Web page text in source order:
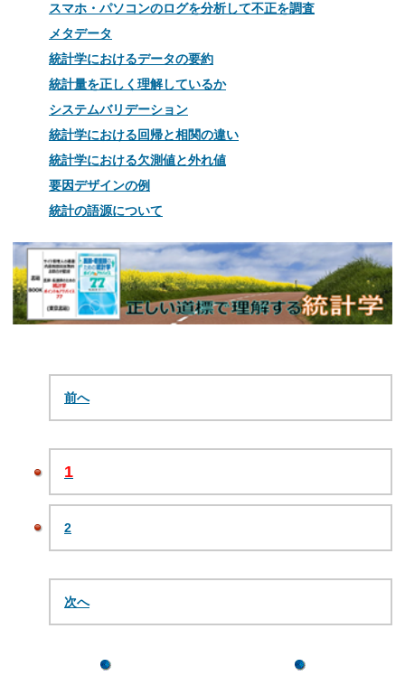
スマホ・パソコンのログを分析して不正を調査
メタデータ
統計学におけるデータの要約
統計量を正しく理解しているか
システムバリデーション
統計学における回帰と相関の違い
統計学における欠測値と外れ値
要因デザインの例
統計の語源について
前へ
1
2
次へ